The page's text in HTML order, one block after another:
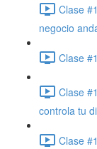
Clase
negocio
Clase
Clase
controla tu
Clase